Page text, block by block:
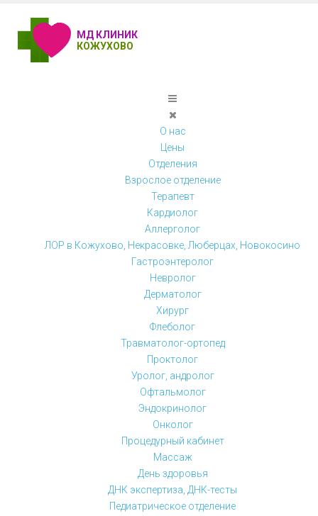
МД КЛИНИК
КОЖУХОВО
О нас
Цены
Отделения
Взрослое отделение
Терапевт
Кардиолог
Аллерголог
ЛОР в Кожухово, Некрасовке, Люберцах, Новокосино
Гастроэнтеролог
Невролог
Дерматолог
Хирург
Флеболог
Травматолог-ортопед
Проктолог
Уролог, андролог
Офтальмолог
Эндокринолог
Онколог
Процедурный кабинет
Массаж
День здоровья
ДНК экспертиза, ДНК-тесты
Педиатрическое отделение